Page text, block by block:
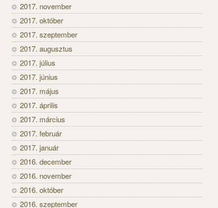
2017. november
2017. október
2017. szeptember
2017. augusztus
2017. július
2017. június
2017. május
2017. április
2017. március
2017. február
2017. január
2016. december
2016. november
2016. október
2016. szeptember